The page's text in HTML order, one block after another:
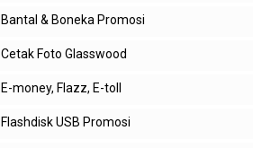
Bantal & Boneka Promosi
Cetak Foto Glasswood
E-money, Flazz, E-toll
Flashdisk USB Promosi